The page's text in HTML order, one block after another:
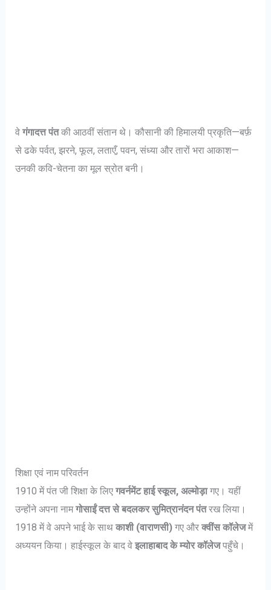
वेगंगादत्त पंतकी आठवीं संतान थे। कौसानी की हिमालयी प्रकृति—बर्फ़
से ढके पर्वत, झरने, फूल, लताएँ, पवन, संध्या और तारों भरा आकाश—
उनकी कवि-चेतना का मूल स्रोत बनी।
शिक्षा एवं नाम परिवर्तन
1910 में पंत जी शिक्षा के लिएगवर्नमेंट हाई स्कूल, अल्मोड़ागए। यहीं
उन्होंने अपना नामगोसाईं दत्त से बदलकर सुमित्रानंदन पंतरख लिया।
1918 में वे अपने भाई के साथकाशी (वाराणसी) गए औरक्वींस कॉलेजमें
अध्ययन किया। हाईस्कूल के बाद वेइलाहाबाद के म्योर कॉलेजपहुँचे।